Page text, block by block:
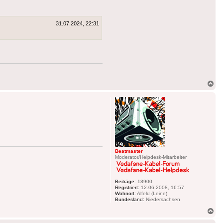
31.07.2024, 22:31
Beatmaster
Moderator/Helpdesk-Mitarbeiter
Beiträge: 18900
Registriert: 12.06.2008, 16:57
Wohnort: Alfeld (Leine)
Bundesland: Niedersachsen